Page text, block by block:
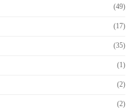
(49)
(17)
(35)
(1)
(2)
(2)